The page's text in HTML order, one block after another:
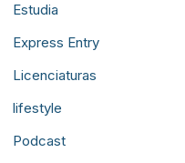
Estudia
Express Entry
Licenciaturas
lifestyle
Podcast